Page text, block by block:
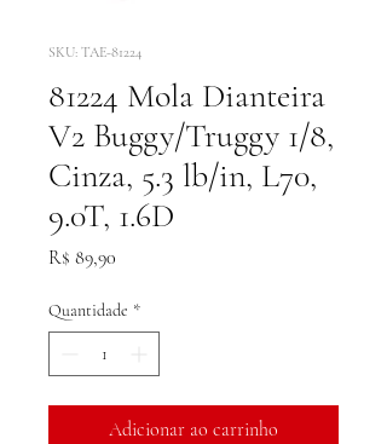
SKU: TAE-81224
81224 Mola Dianteira
V2 Buggy/Truggy 1/8,
Cinza, 5.3 lb/in, L70,
9.0T, 1.6D
R$ 89,90
Quantidade *
Adicionar ao carrinho